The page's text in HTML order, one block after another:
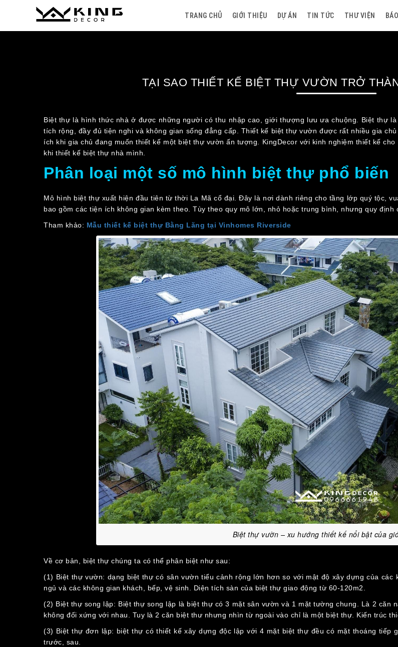
TRANG CHỦ GIỚI THIỆU DỰ ÁN TIN TỨC THƯ VIỆN
TẠI SAO THIẾT KẾ BIỆT THỰ VƯỜN TRỞ
Biệt thự là hình thức nhà ở được những người có thu nhập cao, giới thượng lưu ưa chuộng. Biệt thự
tích rộng, đầy đủ tiện nghi và không gian sống đẳng cấp. Thiết kế biệt thự vườn được rất nhiều gia
ích khi gia chủ đang muốn thiết kế một biệt thự vườn ấn tượng. KingDecor với kinh nghiệm thiết kế
khi thiết kế biệt thự nhà mình.
Phân loại một số mô hình biệt thự phổ biến
Mô hình biệt thự xuất hiện đầu tiên từ thời La Mã cổ đại. Đây là nơi dành riêng cho tầng lớp quý tộc,
bao gồm các tiện ích không gian kèm theo. Tùy theo quy mô lớn, nhỏ hoặc trung bình, nhưng quy
Tham khảo: Mẫu thiết kế biệt thự Bằng Lăng tại Vinhomes Riverside
Biệt thự vườn – xu hướng thiết kế nổi bật của
Về cơ bản, biệt thự chúng ta có thể phân biệt như sau:
(1) Biệt thự vườn: dạng biệt thự có sân vườn tiểu cảnh rộng lớn hơn so với mật độ xây dựng của
ngủ và các không gian khách, bếp, vệ sinh. Diện tích sàn của biệt thự giao động từ 60-120m2.
(2) Biệt thự song lập: Biệt thự song lập là biệt thự có 3 mặt sân vườn và 1 mặt tường chung. Là 2 căn
không đối xứng với nhau. Tuy là 2 căn biệt thư nhưng nhìn từ ngoài vào chỉ là một biệt thự. Kiến trúc
(3) Biệt thự đơn lập: biệt thự có thiết kế xây dựng độc lập với 4 mặt biệt thự đều có mặt thoáng tiếp
trước, sau.